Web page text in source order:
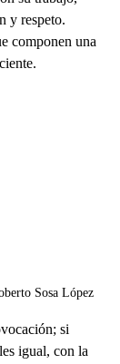
y respeto.
componen una
Sosa López
igual, con la